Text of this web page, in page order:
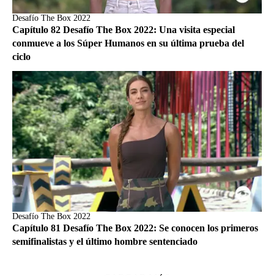
Desafío The Box 2022
Capítulo 82 Desafío The Box 2022: Una visita especial
conmueve a los Súper Humanos en su última prueba del
ciclo
Desafío The Box 2022
Capítulo 81 Desafío The Box 2022: Se conocen los primeros
semifinalistas y el último hombre sentenciado